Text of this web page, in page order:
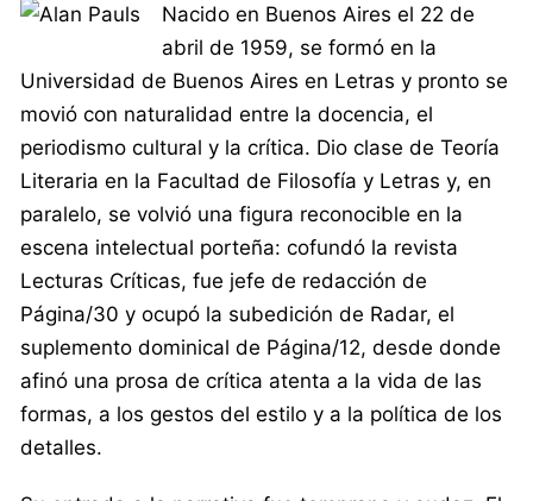
Nacido en Buenos Aires el 22 de
abril de 1959, se formó en la
Universidad de Buenos Aires en Letras y pronto se
movió con naturalidad entre la docencia, el
periodismo cultural y la crítica. Dio clase de Teoría
Literaria en la Facultad de Filosofía y Letras y, en
paralelo, se volvió una figura reconocible en la
escena intelectual porteña: cofundó la revista
Lecturas Críticas, fue jefe de redacción de
Página/30 y ocupó la subedición de Radar, el
suplemento dominical de Página/12, desde donde
afinó una prosa de crítica atenta a la vida de las
formas, a los gestos del estilo y a la política de los
detalles.